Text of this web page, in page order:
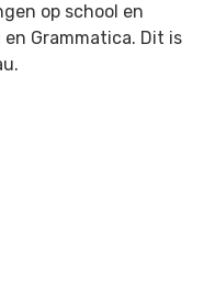
op school en
Grammatica. Dit is